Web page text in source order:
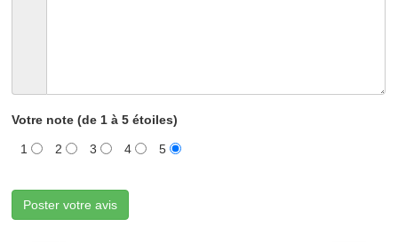
Votre note (de 1 à 5 étoiles)
1 2 3 4 5
Poster votre avis